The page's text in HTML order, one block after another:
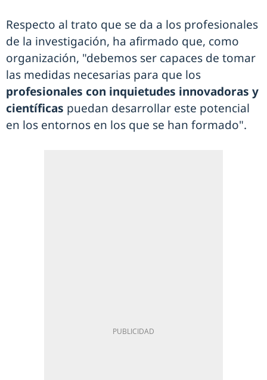
Respecto al trato que se da a los profesionales
de la investigación, ha afirmado que, como
organización, "debemos ser capaces de tomar
las medidas necesarias para que los
profesionales con inquietudes innovadoras y
científicas puedan desarrollar este potencial
en los entornos en los que se han formado".